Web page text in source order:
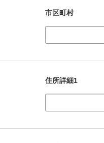
市区町村
住所詳細1